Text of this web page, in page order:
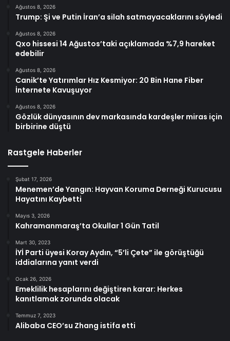
Ağustos 8, 2026
Trump: Şi ve Putin İran’a silah satmayacaklarını söyledi
Ağustos 8, 2026
Qxo hissesi 14 Ağustos’taki açıklamada %7,9 hareket
edebilir
Ağustos 8, 2026
Canik’te Yatırımlar Hız Kesmiyor: 20 Bin Hane Fiber
İnternete Kavuşuyor
Ağustos 8, 2026
Gözlük dünyasının dev markasında kardeşler miras için
birbirine düştü
Rastgele Haberler
Şubat 17, 2026
Menemen’de Yangın: Hayvan Koruma Derneği Kurucusu
Hayatını Kaybetti
Mayıs 3, 2026
Kahramanmaraş’ta Okullar 1 Gün Tatil
Mart 30, 2023
İYİ Parti üyesi Koray Aydın, “5’li Çete” ile görüştüğü
iddialarına yanıt verdi
Ocak 26, 2026
Emeklilik hesaplarını değiştiren karar: Herkes
kanıtlamak zorunda olacak
Temmuz 7, 2023
Alibaba CEO’su Zhang istifa etti